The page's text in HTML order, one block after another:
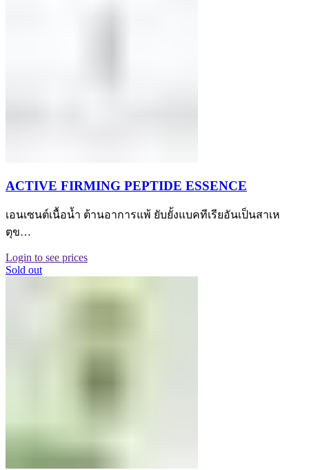
ACTIVE FIRMING PEPTIDE ESSENCE
เอนเซนต์เนื้อน้ำ ต้านอาการแพ้ ยับยั้งแบคทีเรียอันเป็นสาเห
ตุข…
Login to see prices
Sold out